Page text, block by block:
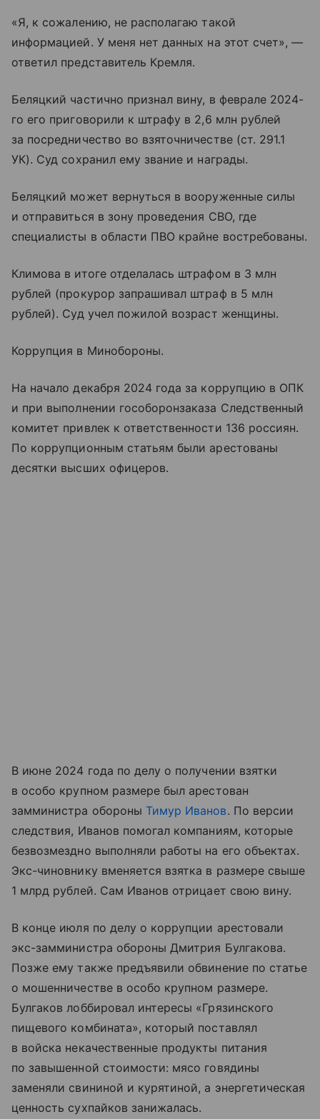
«Я, к сожалению, не располагаю такой
информацией. У меня нет данных на этот счет», —
ответил представитель Кремля.
Беляцкий частично признал вину, в феврале 2024-
го его приговорили к штрафу в 2,6 млн рублей
за посредничество во взяточничестве (ст. 291.1
УК). Суд сохранил ему звание и награды.
Беляцкий может вернуться в вооруженные силы
и отправиться в зону проведения СВО, где
специалисты в области ПВО крайне востребованы.
Климова в итоге отделалась штрафом в 3 млн
рублей (прокурор запрашивал штраф в 5 млн
рублей). Суд учел пожилой возраст женщины.
Коррупция в Минобороны.
На начало декабря 2024 года за коррупцию в ОПК
и при выполнении гособоронзаказа Следственный
комитет привлек к ответственности 136 россиян.
По коррупционным статьям были арестованы
десятки высших офицеров.
В июне 2024 года по делу о получении взятки
в особо крупном размере был арестован
замминистра обороны Тимур Иванов. По версии
следствия, Иванов помогал компаниям, которые
безвозмездно выполняли работы на его объектах.
Экс-чиновнику вменяется взятка в размере свыше
1 млрд рублей. Сам Иванов отрицает свою вину.
В конце июля по делу о коррупции арестовали
экс-замминистра обороны Дмитрия Булгакова.
Позже ему также предъявили обвинение по статье
о мошенничестве в особо крупном размере.
Булгаков лоббировал интересы «Грязинского
пищевого комбината», который поставлял
в войска некачественные продукты питания
по завышенной стоимости: мясо говядины
заменяли свининой и курятиной, а энергетическая
ценность сухпайков занижалась.